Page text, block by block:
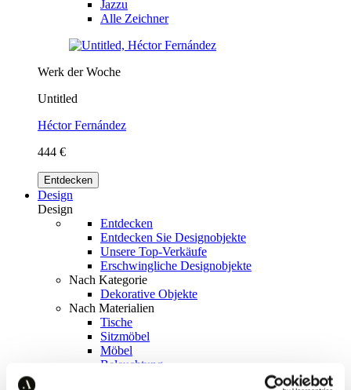
Jazzu
Alle Zeichner
Werk der Woche
Untitled
Héctor Fernández
444 €
Entdecken
Design
Design
Entdecken
Entdecken Sie Designobjekte
Unsere Top-Verkäufe
Erschwingliche Designobjekte
Nach Kategorie
Dekorative Objekte
Nach Materialien
Tische
Sitzmöbel
Möbel
Beleuchtung